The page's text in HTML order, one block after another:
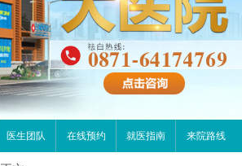
医生团队 在线预约 就医指南 来院路线